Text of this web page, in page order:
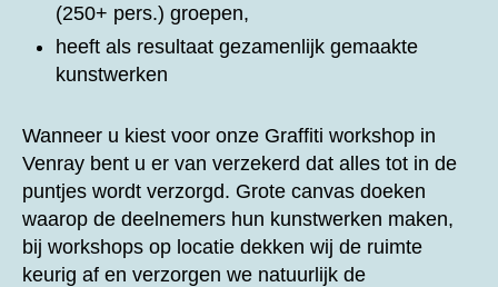
(250+ pers.) groepen,
heeft als resultaat gezamenlijk gemaakte
kunstwerken
Wanneer u kiest voor onze Graffiti workshop in
Venray bent u er van verzekerd dat alles tot in de
puntjes wordt verzorgd. Grote canvas doeken
waarop de deelnemers hun kunstwerken maken,
bij workshops op locatie dekken wij de ruimte
keurig af en verzorgen we natuurlijk de